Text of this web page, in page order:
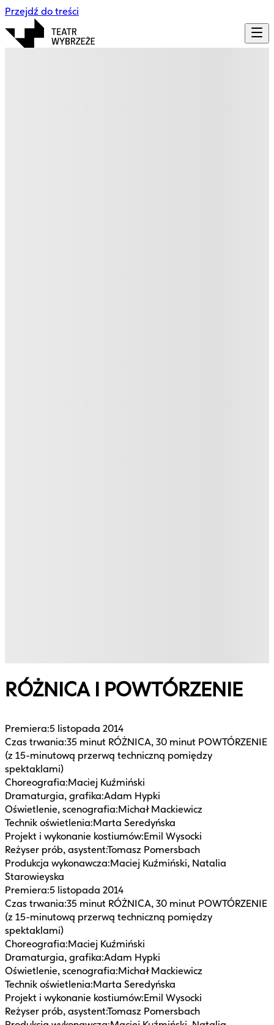
Przejdź do treści
RÓŻNICA I POWTÓRZENIE
Premiera:5 listopada 2014
Czas trwania:35 minut RÓŻNICA, 30 minut POWTÓRZENIE
(z 15-minutową przerwą techniczną pomiędzy
spektaklami)
Choreografia:Maciej Kuźmiński
Dramaturgia, grafika:Adam Hypki
Oświetlenie, scenografia:Michał Mackiewicz
Technik oświetlenia:Marta Seredyńska
Projekt i wykonanie kostiumów:Emil Wysocki
Reżyser prób, asystent:Tomasz Pomersbach
Produkcja wykonawcza:Maciej Kuźmiński, Natalia
Starowieyska
Premiera:5 listopada 2014
Czas trwania:35 minut RÓŻNICA, 30 minut POWTÓRZENIE
(z 15-minutową przerwą techniczną pomiędzy
spektaklami)
Choreografia:Maciej Kuźmiński
Dramaturgia, grafika:Adam Hypki
Oświetlenie, scenografia:Michał Mackiewicz
Technik oświetlenia:Marta Seredyńska
Projekt i wykonanie kostiumów:Emil Wysocki
Reżyser prób, asystent:Tomasz Pomersbach